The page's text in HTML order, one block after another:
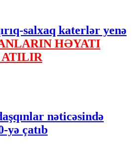
salxaq katerlər yenə
HƏYATI
nəticəsində
yə çatıb